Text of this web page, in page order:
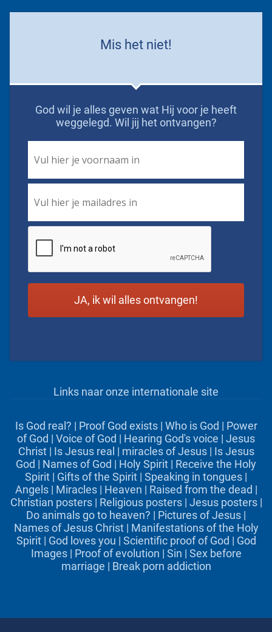
Mis het niet!
God wil je alles geven wat Hij voor je heeft
weggelegd. Wil jij het ontvangen?
Name *
Links naar onze internationale site
Is God real? | Proof God exists| Who is God | Power
of God | Voice of God | Hearing God's voice | Jesus
Christ| Is Jesus real | miracles of Jesus| Is Jesus
God | Names of God | Holy Spirit | Receive the Holy
Spirit | Gifts of the Spirit | Speaking in tongues |
Angels| Miracles| Heaven | Raised from the dead |
Christian posters| Religious posters| Jesus posters|
Do animals go to heaven? | Pictures of Jesus |
Names of Jesus Christ| Manifestations of the Holy
Spirit| God loves you | Scientific proof of God | God
Images| Proof of evolution | Sin | Sex before
marriage | Break porn addiction